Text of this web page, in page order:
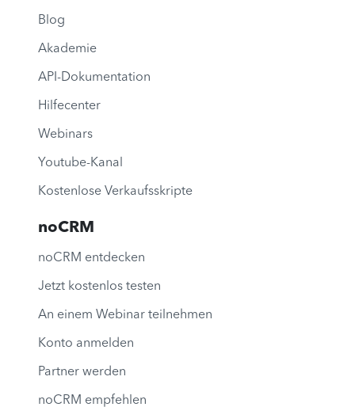
Blog
Akademie
API-Dokumentation
Hilfecenter
Webinars
Youtube-Kanal
Kostenlose Verkaufsskripte
noCRM
noCRM entdecken
Jetzt kostenlos testen
An einem Webinar teilnehmen
Konto anmelden
Partner werden
noCRM empfehlen